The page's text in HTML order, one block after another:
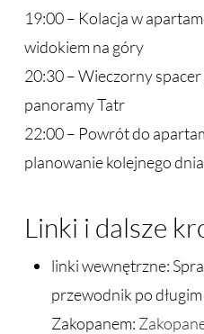
19:00 – Kolacja w
widokiem na góry
20:30 – Wieczorny
panoramy Tatr
22:00 – Powrót do
planowanie kolejnego dnia
Linki i dalsze
linki wewnętrzne:
przewodnik po
Zakopanem: